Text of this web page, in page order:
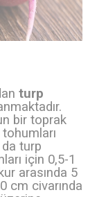
turp
bir toprak
turp
için 0,5-1
arasında 5
cm civarında